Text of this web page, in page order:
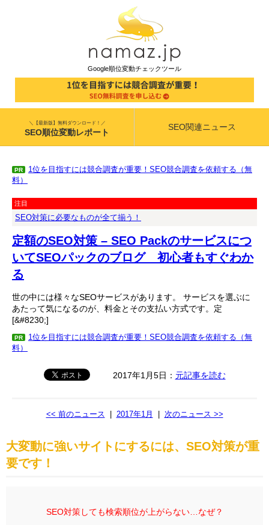
Google順位変動チェックツール
＼【最新版】無料ダウンロード！／
SEO順位変動レポート
SEO関連ニュース
PR
1位を目指すには競合調査が重要！SEO競合調査を依頼する（無
料）
注目
SEO対策に必要なものが全て揃う！
定額のSEO対策 – SEO Packのサービスにつ
いてSEOパックのブログ 初心者もすぐわか
る
世の中には様々なSEOサービスがあります。 サービスを選ぶに
あたって気になるのが、料金とその支払い方式です。定
[&#8230;]
PR
1位を目指すには競合調査が重要！SEO競合調査を依頼する（無
料）
2017年1月5日： 元記事を読む
<< 前のニュース 2017年1月 次のニュース >>
大変動に強いサイトにするには、SEO対策が重
要です！
SEO対策しても検索順位が上がらない…なぜ？